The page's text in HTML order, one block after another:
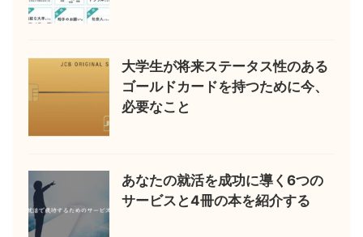
大学生が将来ステータス性のある
ゴールドカードを持つために今、
必要なこと
あなたの就活を成功に導く6つの
サービスと4冊の本を紹介する